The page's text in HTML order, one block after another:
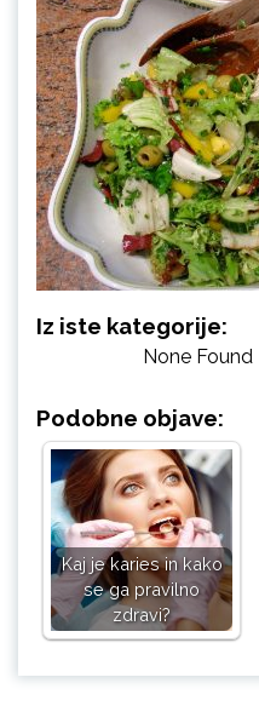
Iz iste kategorije:
None Found
Podobne objave:
Kaj je karies in kako
se ga pravilno
zdravi?